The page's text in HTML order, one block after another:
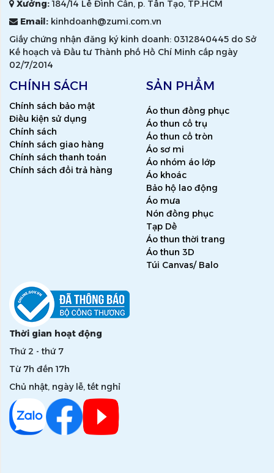
Xưởng:184/14 Lê Đình Cẩn, p. Tân Tạo, TP.HCM
Email: kinhdoanh@zumi.com.vn
Giấy chứng nhận đăng ký kinh doanh: 0312840445 do Sở
Kế hoạch và Đầu tư Thành phố Hồ Chí Minh cấp ngày
02/7/2014
CHÍNH SÁCH
Chính sách bảo mật
Điều kiện sử dụng
Chính sách
Chính sách giao hàng
Chính sách thanh toán
Chính sách đổi trả hàng
SẢN PHẨM
Áo thun đồng phục
Áo thun cổ trụ
Áo thun cổ tròn
Áo sơ mi
Áo nhóm áo lớp
Áo khoác
Bảo hộ lao động
Áo mưa
Nón đồng phục
Tạp Dề
Áo thun thời trang
Áo thun 3D
Túi Canvas/ Balo
Thời gian hoạt động
Thứ 2 - thứ 7
Từ 7h đến 17h
Chủ nhật, ngày lễ, tết nghỉ